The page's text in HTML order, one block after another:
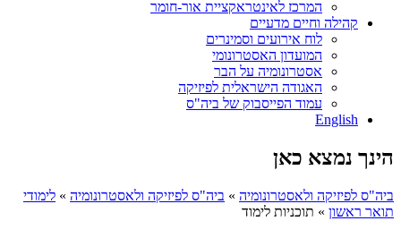
המרכז לאינטראקציית אור-חומר
קהילה וחיים מדעיים
לוח אירועים וסמינרים
המועדון האסטרונומי
אסטרונומיה על הבר
האגודה הישראלית לפיזיקה
עמוד הפייסבוק של ביה"ס
English
הינך נמצא כאן
ביה"ס לפיזיקה ולאסטרונומיה » ביה"ס לפיזיקה ולאסטרונומיה » לימודי
תואר ראשון » תוכניות לימוד